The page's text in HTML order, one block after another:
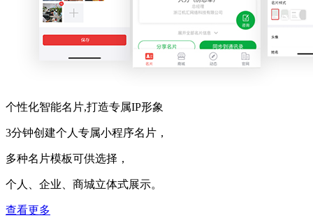
个性化智能名片,打造专属IP形象
3分钟创建个人专属小程序名片，
多种名片模板可供选择，
个人、企业、商城立体式展示。
查看更多